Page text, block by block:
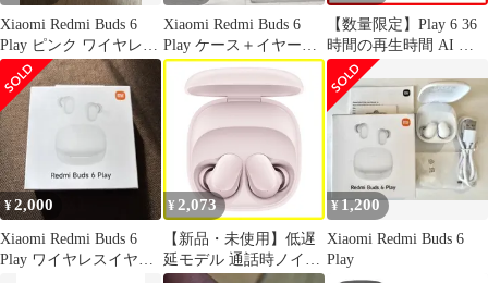
Xiaomi Redmi Buds 6
Play ピンク ワイヤレス
イヤホン
Xiaomi Redmi Buds 6
Play ケース＋イヤーピ
ース2種＋箱
【数量限定】Play 6 36
時間の再生時間 AI 通話
時ノイズリダクション
buds 低遅延モデル 超軽
量 Redmi Google Fast
Pair対応 ワイヤレスイ
ヤホン 急速充電 USB
Xiaomi Type-C ブラック
¥2,000
Xiaomi Redmi Buds 6
Play ワイヤレスイヤホ
¥ 2,073
【新品・未使用】低遅
延モデル 通話時ノイズ
¥1,200
Xiaomi Redmi Buds 6
Play